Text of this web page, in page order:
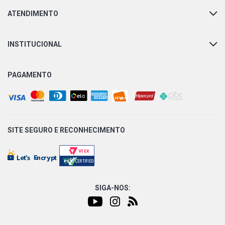
SERIE K K124 NB ONIBUS 11.7 24V DSC12 L6 DIESEL
(1976 - 2007)
SERIE K K310 ONIBUS 8.9 20V DC9 DIESEL (2004 - 2011)
SERIE P P230 CAMINHAO 8.9 20V DC9 DIESEL (2004 -
2011)
SERIE P P270 CAMINHAO 8.9 20V DC9 DIESEL (2004 -
ATENDIMENTO
INSTITUCIONAL
PAGAMENTO
SITE SEGURO E RECONHECIMENTO
SIGA-NOS: